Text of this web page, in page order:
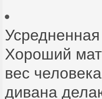
Хороший
вес
дивана